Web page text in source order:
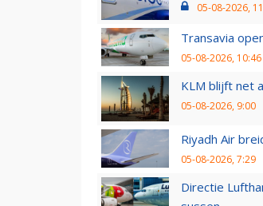
05-08-2026,
Transavia
05-08-2026, 10:46
KLM blijft net
05-08-2026, 9:00
Riyadh Air
05-08-2026, 7:29
Directie